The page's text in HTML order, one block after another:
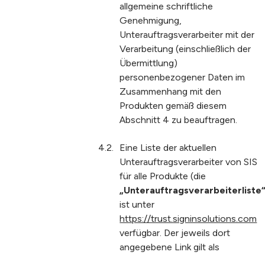
allgemeine schriftliche
Genehmigung,
Unterauftragsverarbeiter mit der
Verarbeitung (einschließlich der
Übermittlung)
personenbezogener Daten im
Zusammenhang mit den
Produkten gemäß diesem
Abschnitt 4 zu beauftragen.
Eine Liste der aktuellen
Unterauftragsverarbeiter von SIS
für alle Produkte (die
ist unter
https://trust.signinsolutions.com
verfügbar. Der jeweils dort
angegebene Link gilt als